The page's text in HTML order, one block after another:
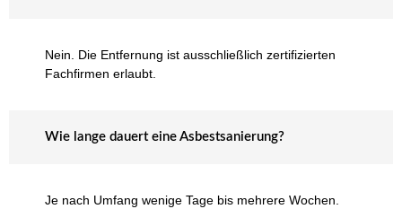
Nein. Die Entfernung ist ausschließlich zertifizierten
Fachfirmen erlaubt.
Wie lange dauert eine Asbestsanierung?
Je nach Umfang wenige Tage bis mehrere Wochen.